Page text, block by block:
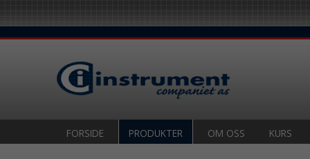
FORSIDE PRODUKTER OM OSS KURS